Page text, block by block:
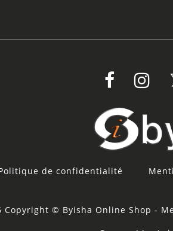
de confidentialité
Copyright © Byisha Online Shop -